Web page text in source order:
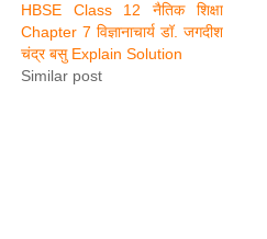
HBSE Class 12 नैतिक शिक्षा
Chapter 7 विज्ञानाचार्य डॉ. जगदीश
चंद्र बसु Explain Solution
Similar post